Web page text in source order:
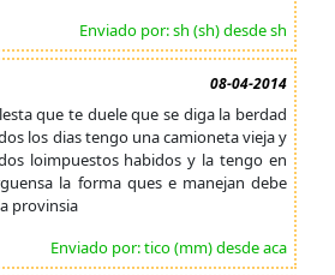
Enviado por: sh (sh) desde sh
08-04-2014
que te duele que se diga la berdad
los dias tengo una camioneta vieja y
loimpuestos habidos y la tengo en
la forma ques e manejan debe
provinsia
Enviado por: tico (mm) desde aca